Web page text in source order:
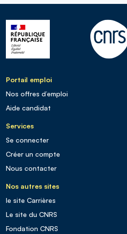
Portail emploi
Nos offres d’emploi
Aide candidat
Services
Se connecter
Créer un compte
Nous contacter
Nos autres sites
le site Carrières
Le site du CNRS
Fondation CNRS